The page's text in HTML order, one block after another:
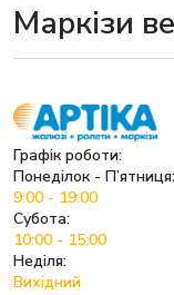
Маркізи
Графік роботи:
Понеділок - П’ятниця:
9:00 - 19:00
Субота:
10:00 - 15:00
Неділя:
Вихідний